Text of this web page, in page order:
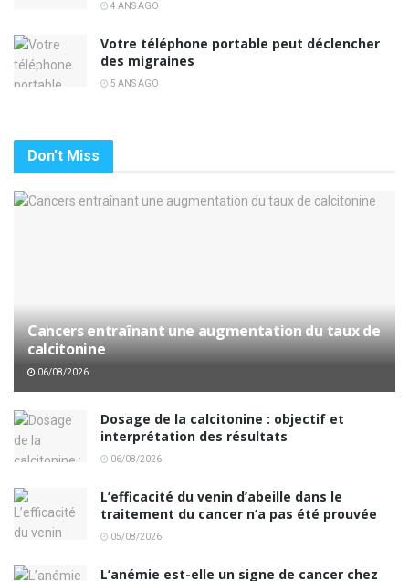
4 ANS AGO
Votre téléphone portable peut déclencher
des migraines
5 ANS AGO
Don't Miss
Cancers entraînant une augmentation du taux de
calcitonine
06/08/2026
Dosage de la calcitonine : objectif et
interprétation des résultats
06/08/2026
L’efficacité du venin d’abeille dans le
traitement du cancer n’a pas été prouvée
05/08/2026
L’anémie est-elle un signe de cancer chez